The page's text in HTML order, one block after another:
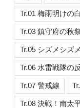
Tr.01 梅雨明けの
Tr.03 鎮守府の秋
Tr.05 シズメシズメ
Tr.06 水雷戦隊の
Tr.07 警戒線
Tr.08 決戦！南太